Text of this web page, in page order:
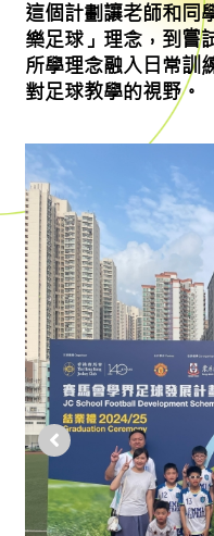
這個計劃讓老師和同
樂足球」理念，到嘗
所學理念融入日常訓
對足球教學的視野。